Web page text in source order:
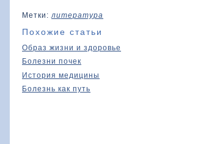
Метки:литература
Похожие статьи
Образ жизни и здоровье
Болезни почек
История медицины
Болезнь как путь